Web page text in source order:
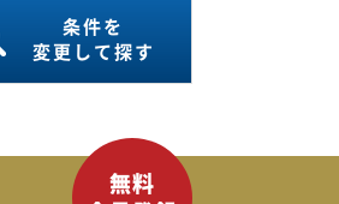
条件を
変更して探す